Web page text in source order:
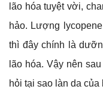
lão hóa tuyệt vời,
hảo. Lượng
thì đây chính là
lão hóa. Vậy nên
hỏi tại sao làn da